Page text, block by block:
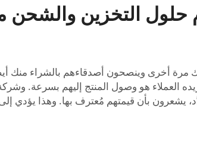
حلول التخزين
مرة أخرى وينصحون أصدقاءهم بالشراء منك
بأن قيمتهم مُعترف بها. وهذا يؤدي إلى